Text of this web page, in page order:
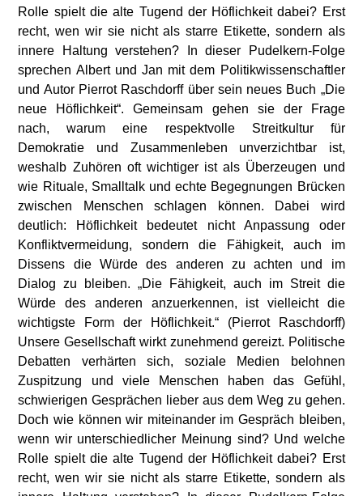
Rolle spielt die alte Tugend der Höflichkeit dabei? Erst
recht, wen wir sie nicht als starre Etikette, sondern als
innere Haltung verstehen? In dieser Pudelkern-Folge
sprechen Albert und Jan mit dem Politikwissenschaftler
und Autor Pierrot Raschdorff über sein neues Buch „Die
neue Höflichkeit“. Gemeinsam gehen sie der Frage
nach, warum eine respektvolle Streitkultur für
Demokratie und Zusammenleben unverzichtbar ist,
weshalb Zuhören oft wichtiger ist als Überzeugen und
wie Rituale, Smalltalk und echte Begegnungen Brücken
zwischen Menschen schlagen können. Dabei wird
deutlich: Höflichkeit bedeutet nicht Anpassung oder
Konfliktvermeidung, sondern die Fähigkeit, auch im
Dissens die Würde des anderen zu achten und im
Dialog zu bleiben. „Die Fähigkeit, auch im Streit die
Würde des anderen anzuerkennen, ist vielleicht die
wichtigste Form der Höflichkeit.“ (Pierrot Raschdorff)
Unsere Gesellschaft wirkt zunehmend gereizt. Politische
Debatten verhärten sich, soziale Medien belohnen
Zuspitzung und viele Menschen haben das Gefühl,
schwierigen Gesprächen lieber aus dem Weg zu gehen.
Doch wie können wir miteinander im Gespräch bleiben,
wenn wir unterschiedlicher Meinung sind? Und welche
Rolle spielt die alte Tugend der Höflichkeit dabei? Erst
recht, wen wir sie nicht als starre Etikette, sondern als